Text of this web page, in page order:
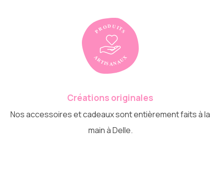
Créations originales
Nos accessoires et cadeaux sont entièrement faits à la
main à Delle.